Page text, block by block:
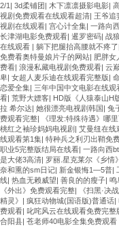
2/1 | 3d柔铺团| 木下凛凛摄影电影|
视剧免费观看在线观看超清| 王爷追
视剧在线观看| 宫心计全集| 一路向
长津湖电影免费观看| 暹罗密码| 战
在线观看 | 躺下把腿抬高腰就不疼了
免费看奥特曼娘片子的网站| 肥胖女
费看| 浪漫私藏电视剧免费观看| 云
卑| 女超人麦乐迪在线观看完整版|
恋爱全集| 三年中国中文电影在线观
看| 荒野大嫖客| HD版《人猿泰山H
拉 希尔达| 她很漂亮电视剧韩国| 兔
费观看完整| 《理发:特殊待遇》哪
桃红之袖珍妈妈电视剧 | 艾曼纽在线
线观看第1集| 特种兵之利刃出鞘免
职业5完整版结局在线看| 一路向西bt
是大佬3高清| 罗丽.星克莱尔《乡情》
奈和熏的sm日记| 新金银悔1—5普|
线| 热血无赖威望| 善良的的瘦子| 鸣
《外出》免费观看完整| 《扫黑·决
精灵》 | 疯狂动物城(国语版)普通话|
费观看| 叱咤风云在线观看免费完整
合阳县| 苍老师40电影全集免费观看